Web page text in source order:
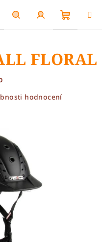
HledatPřihlášení
košík
FLORAL
hodnocení